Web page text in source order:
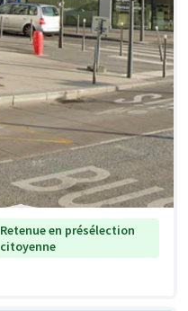
Retenue en présélection
citoyenne